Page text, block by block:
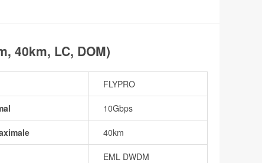
40km, LC, DOM)
FLYPRO
10Gbps
40km
EML DWDM